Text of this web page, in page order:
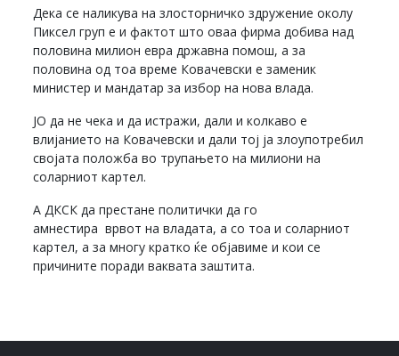
Дека се наликува на злосторничко здружение околу
Пиксел груп е и фактот што оваа фирма добива над
половина милион евра државна помош, а за
половина од тоа време Ковачевски е заменик
министер и мандатар за избор на нова влада.
ЈО да не чека и да истражи, дали и колкаво е
влијанието на Ковачевски и дали тој ја злоупотребил
својата положба во трупањето на милиони на
соларниот картел.
А ДКСК да престане политички да го
амнестира врвот на владата, а со тоа и соларниот
картел, а за многу кратко ќе објавиме и кои се
причините поради ваквата заштита.